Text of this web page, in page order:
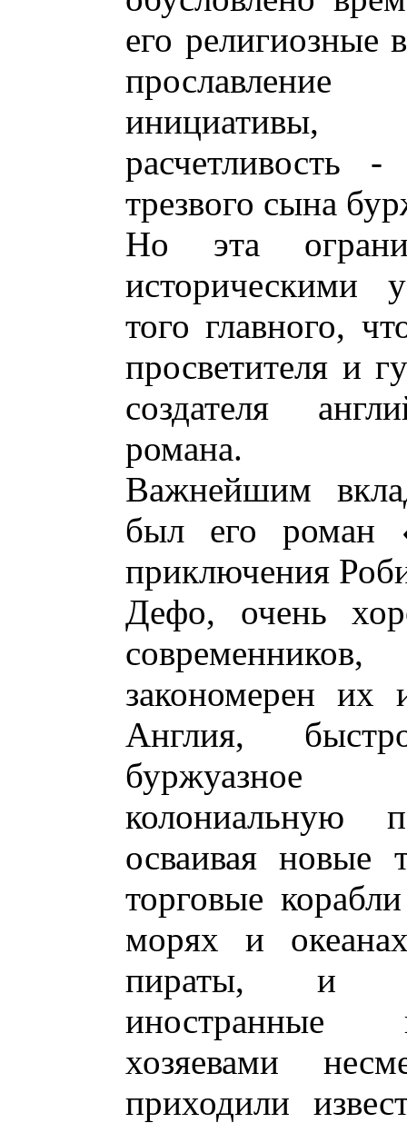
его религиозные
инициативы,
трезвого сына
Но эта
историческими
того главного,
просветителя и
создателя
романа.
Важнейшим
был его роман
приключения
Дефо, очень
закономерен их
Англия,
буржуазное
колониальную
осваивая новые
торговые
морях и
пираты, и
иностранные
хозяевами
приходили